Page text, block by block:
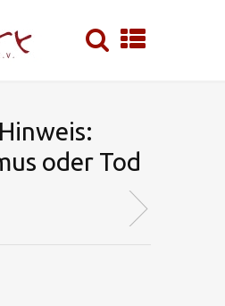
oder Tod